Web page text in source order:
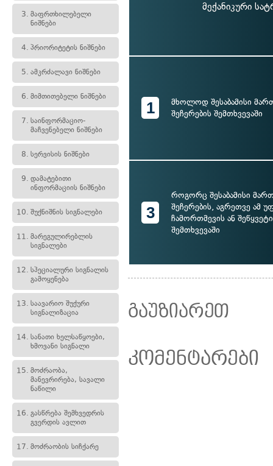
3. მაფრთხილებელი
ნიშნები
4. პრიორიტეტის ნიშნები
5. ამკრძალავი ნიშნები
6. მიმთითებელი ნიშნები
7. საინფორმაციო-
მაჩვენებელი ნიშნები
8. სერვისის ნიშნები
9. დამატებითი
ინფორმაციის ნიშნები
10. შუქნიშნის სიგნალები
11. მარეგულირებლის
სიგნალები
12. სპეციალური სიგნალის
გამოყენება
13. საავარიო შუქური
სიგნალიზაცია
14. სანათი ხელსაწყოები,
ხმოვანი სიგნალი
15. მოძრაობა,
მანევრირება, სავალი
ნაწილი
16. გასწრება შემხვედრის
გვერდის ავლით
17. მოძრაობის სიჩქარე
მექანიკური
1
მხოლოდ შესაბამისი
შეჩერების შემთხვევაში
3
როგორც შესაბამისი
შეჩერების, აგრეთვე ამ
ჩამორთმევის ან
შემთხვევაში
გაუზიარეთ
კომენტარები